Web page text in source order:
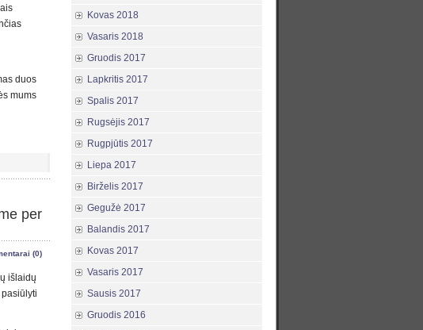
duos
mums
per
(0)
išlaidų
Kovas 2018
Vasaris 2018
Gruodis 2017
Lapkritis 2017
Spalis 2017
Rugsėjis 2017
Rugpjūtis 2017
Liepa 2017
Birželis 2017
Gegužė 2017
Balandis 2017
Kovas 2017
Vasaris 2017
Sausis 2017
Gruodis 2016